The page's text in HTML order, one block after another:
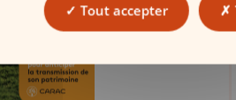
Tout accepter